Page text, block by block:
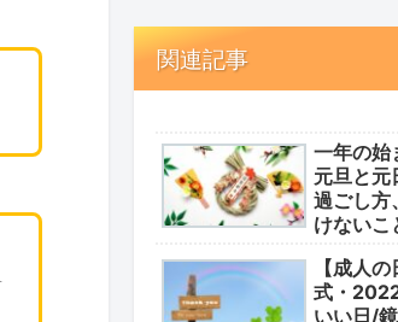
関連記事
一年の始
元旦と元
過ごし方
けないこ
【成人
式・
いい日/